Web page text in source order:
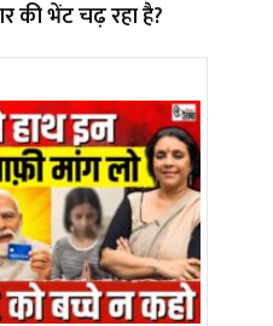
की भेंट चढ़ रहा है?